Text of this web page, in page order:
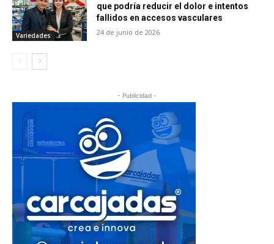
Variedades
que podría reducir el dolor e intentos
fallidos en accesos vasculares
24 de junio de 2026
- Publicidad -